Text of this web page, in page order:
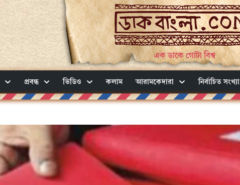
এক ডাকে গোটা বিশ্ব
প্রবন্ধ ভিডিও কলাম আরামকেদারা নির্বাচিত সংখ্যা